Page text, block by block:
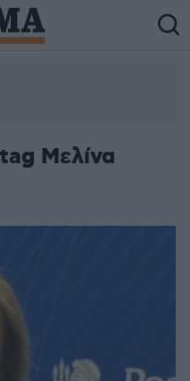
Μελίνα